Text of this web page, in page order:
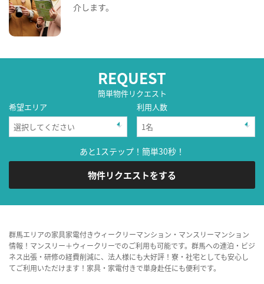
介します。
REQUEST
簡単物件リクエスト
希望エリア
利用人数
あと1ステップ！簡単30秒！
物件リクエストをする
群馬エリアの家具家電付きウィークリーマンション・マンスリーマンション
情報！マンスリー＋ウィークリーでのご利用も可能です。群馬への連泊・ビジ
ネス出張・研修の経費削減に、法人様にも大好評！寮・社宅としても安心し
てご利用いただけます！家具・家電付きで単身赴任にも便利です。